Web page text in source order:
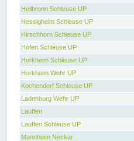
Heilbronn Schleuse UP
Hessigheim Schleuse UP
Hirschhorn Schleuse UP
Hofen Schleuse UP
Horkheim Schleuse UP
Horkheim Wehr UP
Kochendorf Schleuse UP
Ladenburg Wehr UP
Lauffen
Lauffen Schleuse UP
Mannheim Neckar